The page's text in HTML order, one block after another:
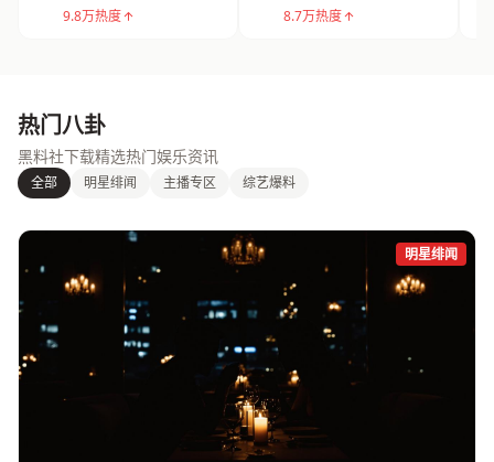
9.8万热度 8.7万热度
热门八卦
黑料社下载精选热门娱乐资讯
全部 明星绯闻 主播专区 综艺爆料
明星绯闻